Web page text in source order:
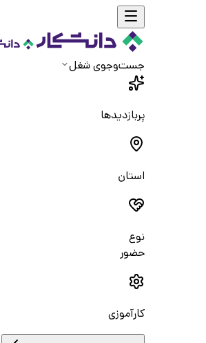
جست‌و‌جوی شغل
پربازدیدها
استان
نوع
حضور
کارآموزی